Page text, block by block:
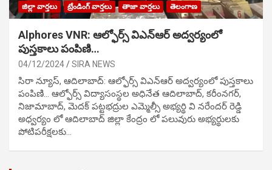
జిల్లా వార్తలు ట్రేండింగ్ వార్తలు తాజా వార్తలు తెలంగాణ
Alphores VNR: ఆల్ఫోర్స్ విఎన్ఆర్ అద్వర్యంలో
పుస్తకాలు పంపిణి…
04/12/2024 SIRA NEWS
సిరా న్యూస్, ఆదిలాబాద్: ఆల్ఫోర్స్ విఎన్ఆర్ అద్వర్యంలో పుస్తకాలు
పంపిణి… ఆల్ఫోర్స్ విద్యాసంస్థల అధినేత ఆదిలాబాద్, కరీంనగర్,
నిజామాబాద్, మెదక్ పట్టభద్రుల ఎమ్మెల్సీ అభ్యర్థి వి నరేందర్ రెడ్డి
అధ్వర్యం లో ఆదిలాబాద్ జిల్లా కేంద్రం లో పలువురు అభ్యర్థులకు
పోటిప‌రీక్ష‌ల‌కు…